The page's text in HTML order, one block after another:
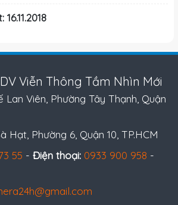
Viễn Thông Tầm Nhìn Mới
Lan Viên, Phường Tây Thạnh, Quận
Hạt, Phường 6, Quận 10, TP.HCM
55 - Điện thoại: 0933 900 958 -